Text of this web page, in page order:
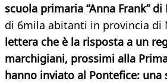
scuola primaria “Anna Frank” di
di 6mila abitanti in provincia di
lettera che è la risposta a un
marchigiani, prossimi alla
hanno inviato al Pontefice: una